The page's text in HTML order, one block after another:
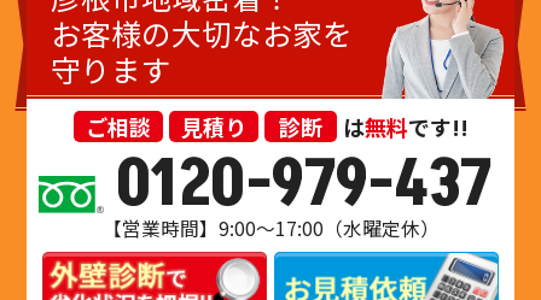
お客様の大切なお家を
守ります
ご相談 見積り 診断 は無料です!!
0120-979-437
【営業時間】9:00～17:00（水曜定休）